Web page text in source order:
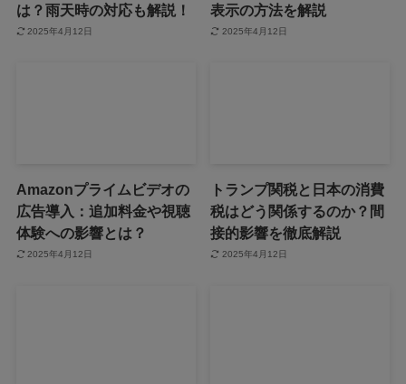
は？雨天時の対応も解説！
2025年4月12日
表示の方法を解説
2025年4月12日
Amazonプライムビデオの
広告導入：追加料金や視聴
体験への影響とは？
2025年4月12日
トランプ関税と日本の消費
税はどう関係するのか？間
接的影響を徹底解説
2025年4月12日